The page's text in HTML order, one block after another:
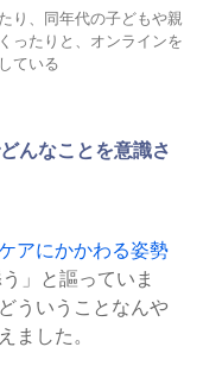
り、同年代の子どもや親
ったりと、オンラインを
ている
んなことを意識さ
アにかかわる姿勢
」と謳っていま
ういうことなんや
ました。